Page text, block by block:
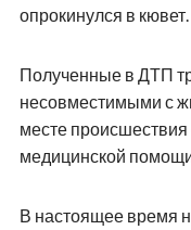
опрокинулся в кювет.
Полученные в ДТП
несовместимыми с
месте
медицинской
В настоящее время